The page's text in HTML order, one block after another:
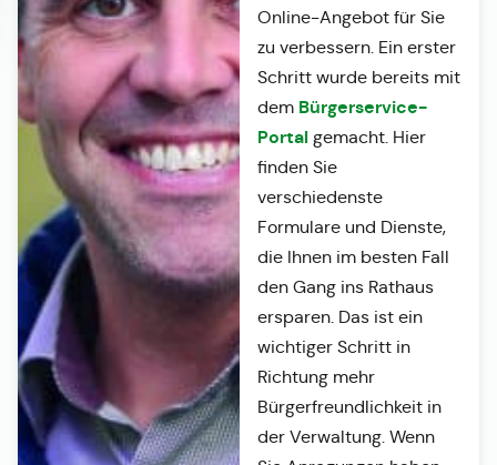
Online-Angebot für Sie
zu verbessern. Ein erster
Schritt wurde bereits mit
dem Bürgerservice-
Portalgemacht. Hier
finden Sie
verschiedenste
Formulare und Dienste,
die Ihnen im besten Fall
den Gang ins Rathaus
ersparen. Das ist ein
wichtiger Schritt in
Richtung mehr
Bürgerfreundlichkeit in
der Verwaltung. Wenn